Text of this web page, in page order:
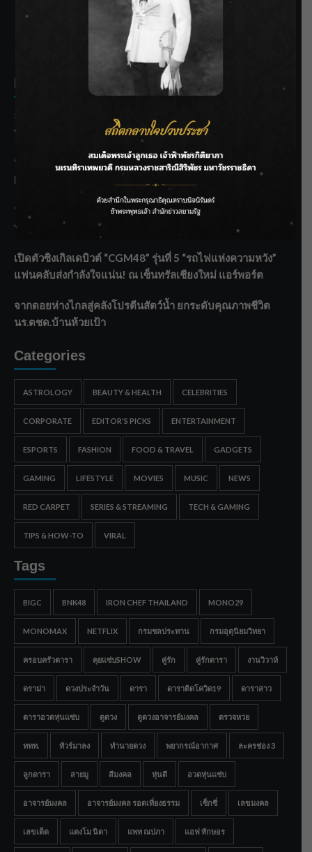
SIAMRATH VARIETY
THE BEST ENTERTAINMENT
Recent Posts
ลุยไม่หยุด!! กรมชลฯ เร่งเคลียร์ผักตบชวา-ติดตั้งเครื่องสูบน้ำ
ทั่วไทย
“BILLKIN” สร้างความภาคภูมิใจ คว้ารางวัลใหญ่ Weibo
Malaysia พร้อมโชว์สุดประทับใจ
“สุริยะ” สั่งกรมชลฯ เฝ้าระวังน้ำ 24 ชม. รับมือฝนสิงหาคม
บริหารเชิงรุกลดเสี่ยงน้ำท่วม
เปิดตัวซิงเกิลเดบิวต์ “CGM48” รุ่นที่ 5 “รถไฟแห่งความหวัง”
แฟนคลับส่งกำลังใจแน่น! ณ เซ็นทรัลเชียงใหม่ แอร์พอร์ต
จากดอยห่างไกลสู่คลังโปรตีนสัตว์น้ำ ยกระดับคุณภาพชีวิต
นร.ตชด.บ้านห้วยเป้า
Categories
ASTROLOGY BEAUTY & HEALTH CELEBRITIES
CORPORATE EDITOR'S PICKS ENTERTAINMENT
ESPORTS FASHION FOOD & TRAVEL GADGETS
GAMING LIFESTYLE MOVIES MUSIC NEWS
RED CARPET SERIES & STREAMING TECH & GAMING
TIPS & HOW-TO VIRAL
Tags
BIGC BNK48 IRON CHEF THAILAND MONO29
MONOMAX NETFLIX กรมชลประทาน กรมอุตุนิยมวิทยา
ครอบครัวดารา คุยแซ่บSHOW คู่รัก คู่รักดารา งานวิวาห์
ดราม่า ดวงประจำวัน ดารา ดาราติดโควิด19 ดาราสาว
ดาราอวดหุ่นแซ่บ ดูดวง ดูดวงอาจารย์มงคล ตรวจหวย
ททท. ทัวร์มาลง ทำนายดวง พยากรณ์อากาศ ละครช่อง 3
ลูกดารา สายมู สีมงคล หุ่นดี อวดหุ่นแซ่บ
อาจารย์มงคล อาจารย์มงคล รอดเที่ยงธรรม เซ็กซี่ เลขมงคล
เลขเด็ด แตงโม นิดา แพท ณปภา แอฟ ทักษอร